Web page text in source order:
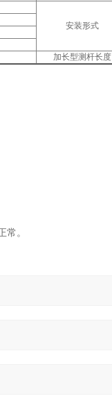
安装形式
加长型测杆长度
。